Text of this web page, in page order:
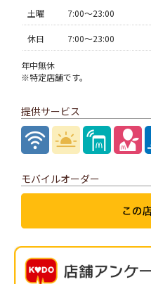
土曜 7:00〜23:00
休日 7:00〜23:00
年中無休
※特定店舗です。
提供サービス
モバイルオーダー